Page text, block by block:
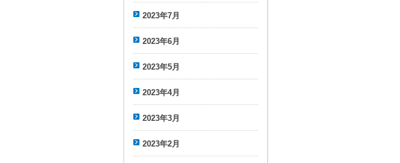
2023年7月
2023年6月
2023年5月
2023年4月
2023年3月
2023年2月